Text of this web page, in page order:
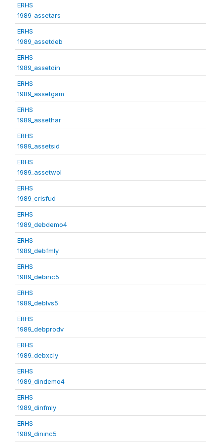
ERHS
1989_assetars
ERHS
1989_assetdeb
ERHS
1989_assetdin
ERHS
1989_assetgam
ERHS
1989_assethar
ERHS
1989_assetsid
ERHS
1989_assetwol
ERHS
1989_crisfud
ERHS
1989_debdemo4
ERHS
1989_debfmly
ERHS
1989_debinc5
ERHS
1989_deblvs5
ERHS
1989_debprodv
ERHS
1989_debxcly
ERHS
1989_dindemo4
ERHS
1989_dinfmly
ERHS
1989_dininc5